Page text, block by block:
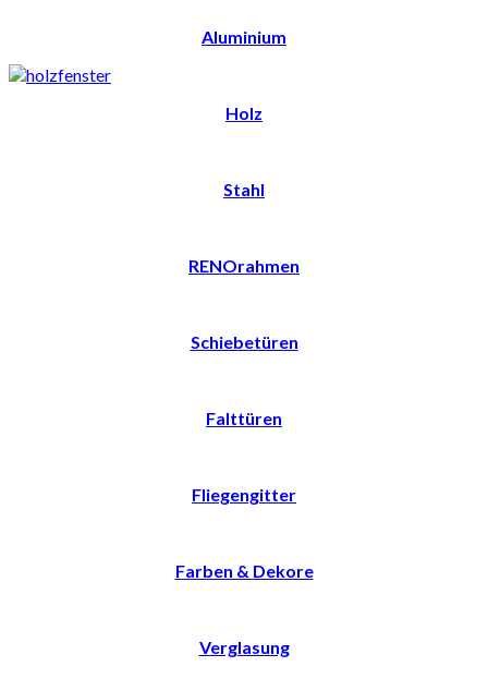
Aluminium
Holz
Stahl
RENOrahmen
Schiebetüren
Falttüren
Fliegengitter
Farben & Dekore
Verglasung